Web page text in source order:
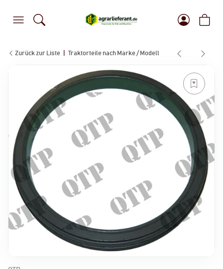
Zurück zur Liste Traktorteile nach Marke / Modell